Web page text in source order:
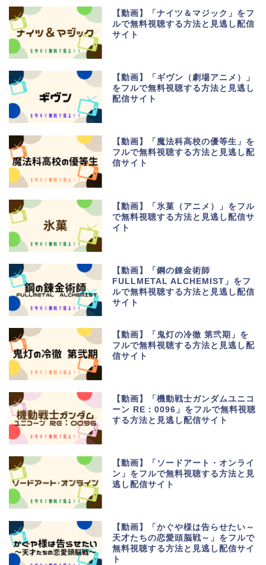
【動画】「ナイツ＆マジック」をフ
ルで無料視聴する方法と見逃し配信
サイト
【動画】「ギヴン（劇場アニメ）」
をフルで無料視聴する方法と見逃し
配信サイト
【動画】「魔法科高校の優等生」を
フルで無料視聴する方法と見逃し配
信サイト
【動画】「氷菓（アニメ）」をフル
で無料視聴する方法と見逃し配信サ
イト
【動画】「鋼の錬金術師
FULLMETAL ALCHEMIST」をフ
ルで無料視聴する方法と見逃し配信
サイト
【動画】「鬼灯の冷徹 第弐期」を
フルで無料視聴する方法と見逃し配
信サイト
【動画】「機動戦士ガンダムユニコ
ーン RE：0096」をフルで無料視聴
する方法と見逃し配信サイト
【動画】「ソードアート・オンライ
ン」をフルで無料視聴する方法と見
逃し配信サイト
【動画】「かぐや様は告らせたい～
天才たちの恋愛頭脳戦～」をフルで
無料視聴する方法と見逃し配信サイ
ト